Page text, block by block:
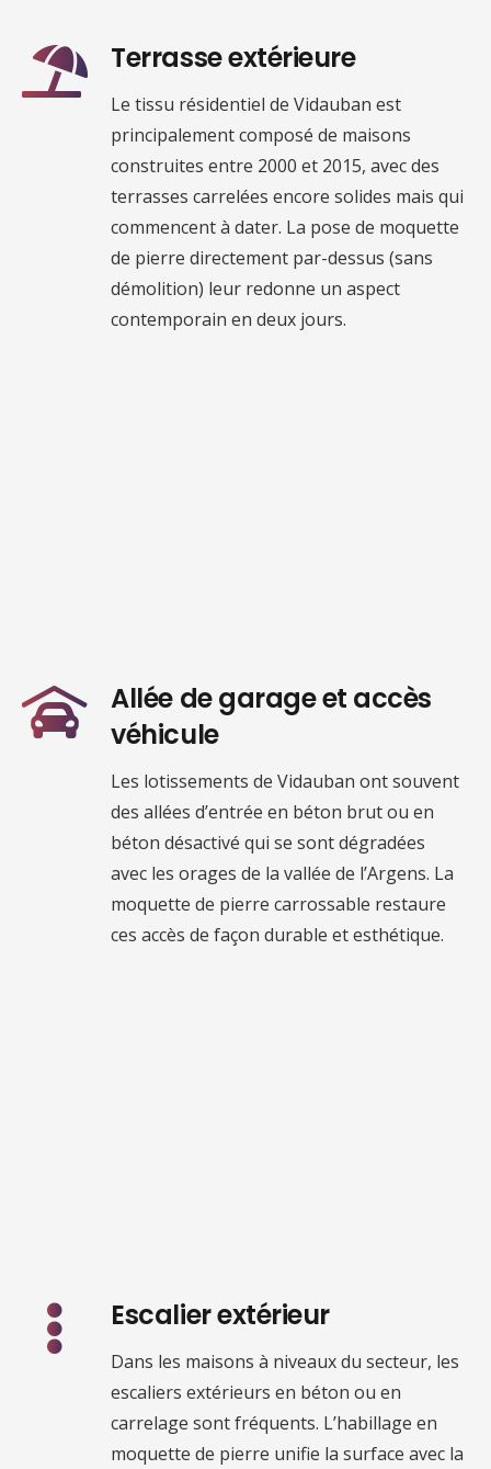
Terrasse extérieure
Le tissu résidentiel de Vidauban est
principalement composé de maisons
construites entre 2000 et 2015, avec des
terrasses carrelées encore solides mais qui
commencent à dater. La pose de moquette
de pierre directement par-dessus (sans
démolition) leur redonne un aspect
contemporain en deux jours.
Allée de garage et accès
véhicule
Les lotissements de Vidauban ont souvent
des allées d’entrée en béton brut ou en
béton désactivé qui se sont dégradées
avec les orages de la vallée de l’Argens. La
moquette de pierre carrossable restaure
ces accès de façon durable et esthétique.
Escalier extérieur
Dans les maisons à niveaux du secteur, les
escaliers extérieurs en béton ou en
carrelage sont fréquents. L’habillage en
moquette de pierre unifie la surface avec la